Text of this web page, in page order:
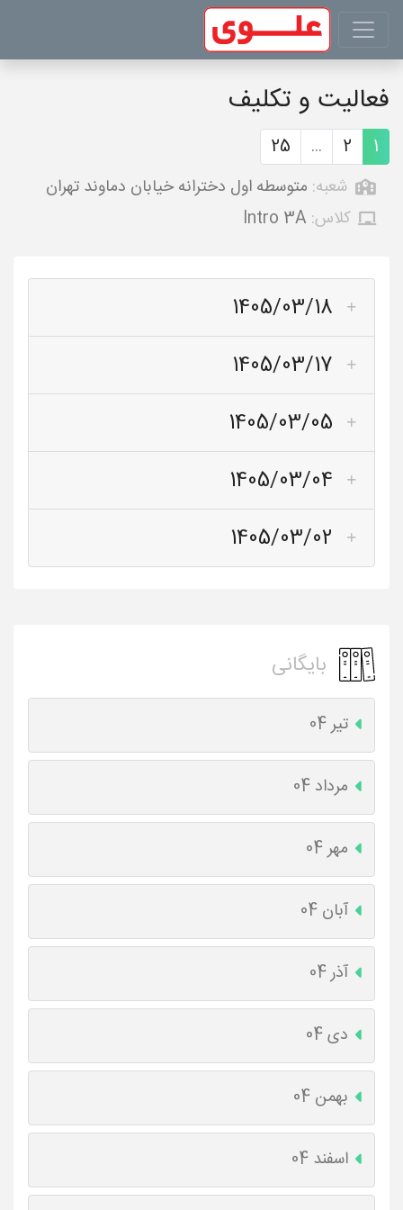
فعالیت و تکلیف
1
2
...
25
شعبه: متوسطه اول دخترانه خیابان دماوند تهران
کلاس: Intro 3A
1405/03/18
1405/03/17
1405/03/05
1405/03/04
1405/03/02
بایگانی
تیر 04
مرداد 04
مهر 04
آبان 04
آذر 04
دی 04
بهمن 04
اسفند 04